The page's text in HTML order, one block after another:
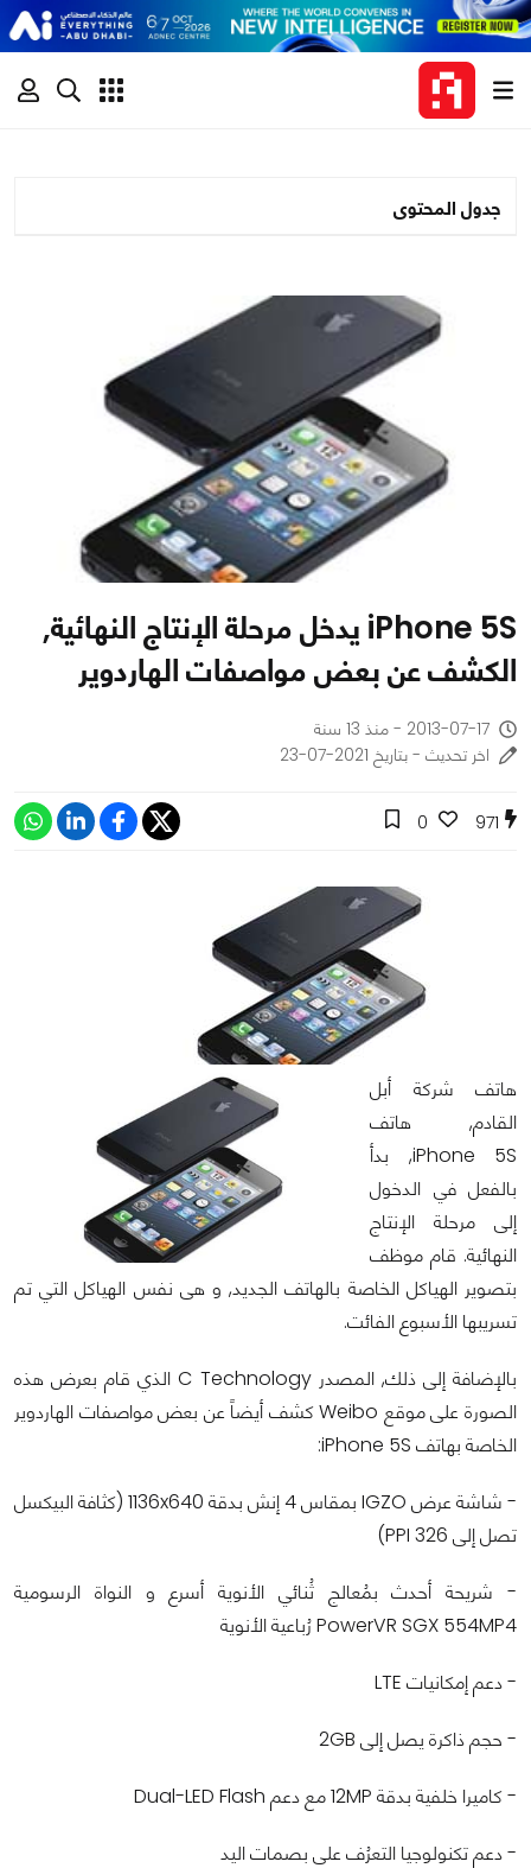
جدول المحتوى
iPhone 5S يدخل مرحلة الإنتاج النهائية,
الكشف عن بعض مواصفات الهاردوير
2013-07-17 - منذ 13 سنة
اخر تحديث - بتاريخ 2021-07-23
971
0
هاتف شركة أبل
القادم, هاتف
iPhone 5S, بدأ
بالفعل في الدخول
إلى مرحلة الإنتاج
النهائية. قام موظف
بتصوير الهياكل الخاصة بالهاتف الجديد, و هى نفس الهياكل التي تم
تسريبها الأسبوع الفائت.
بالإضافة إلى ذلك, المصدر C Technology الذي قام بعرض هذه
الصورة على موقع Weibo كشف أيضاً عن بعض مواصفات الهاردوير
الخاصة بهاتف iPhone 5S:
- شاشة عرض IGZO بمقاس 4 إنش بدقة 1136x640 (كثافة البيكسل
تصل إلى 326 PPI)
- شريحة أحدث بمُعالج ثُنائي الأنوية أسرع و النواة الرسومية
PowerVR SGX 554MP4 رُباعية الأنوية
- دعم إمكانيات LTE
- حجم ذاكرة يصل إلى 2GB
- كاميرا خلفية بدقة 12MP مع دعم Dual-LED Flash
- دعم تكنولوجيا التعرُف على بصمات اليد